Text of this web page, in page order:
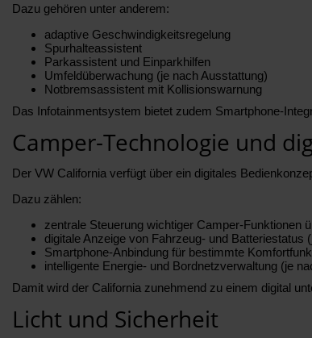
Dazu gehören unter anderem:
adaptive Geschwindigkeitsregelung
Spurhalteassistent
Parkassistent und Einparkhilfen
Umfeldüberwachung (je nach Ausstattung)
Notbremsassistent mit Kollisionswarnung
Das Infotainmentsystem bietet zudem Smartphone-
Camper-Technologie und
Der VW California verfügt über ein digitales
Dazu zählen:
zentrale Steuerung wichtiger Camper-Funktionen
digitale Anzeige von Fahrzeug- und Batteriestatus
Smartphone-Anbindung für bestimmte
intelligente Energie- und Bordnetzverwaltung (je
Damit wird der California zunehmend zu einem digital
Licht und Sicherheit